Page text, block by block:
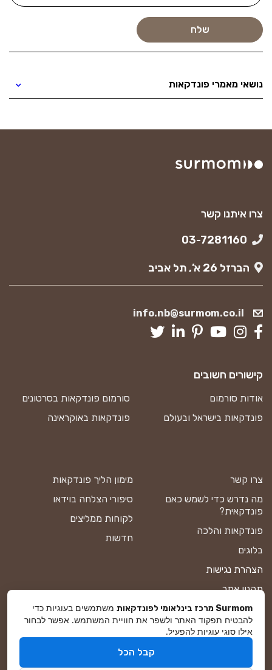
נושאי מאמרי פונדקאות
צרו איתנו קשר
הברזל 26 א’, תל אביב
info.nb@surmom.co.il
צרו קשר
מה נדרש כדי לשמש כאם
פונדקאית?
פונדקאות והלכה
בלוגים
הצהרת נגישות
תקנון אתר
מדיניות פרטיות
מפת אתר
מימון הליך פונדקאות
סיפורי הצלחה בוידאו
לקוחות ממליצים
חדשות
קישורים חשובים
אודות סורמום
סורמום פונדקאות בסרטונים
פונדקאות בישראל ובעולם
פונדקאות באוקראינה
Surmom מרכז בינלאומי לפונדקאות
משתמשים בעוגיות כדי
להבטיח תפקוד האתר ולשפר את חוויית המשתמש. אפשר לבחור
אילו סוגי עוגיות להפעיל.
קבל הכל